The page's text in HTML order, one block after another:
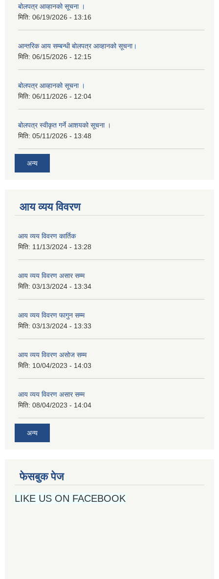
बोलपत्र आव्हानको सूचना ।
मिति: 06/19/2026 - 13:16
आन्तरिक आय सम्बन्धी बोलपत्र आव्हानको सूचना।
मिति: 06/15/2026 - 12:15
बोलपत्र आव्हानको सूचना ।
मिति: 06/11/2026 - 12:04
बोलपत्र स्वीकृत गर्ने आशयको सूचना ।
मिति: 05/11/2026 - 13:48
अन्य
आय व्यय विवरण
आय व्यय विवरण कार्तिक
मिति: 11/13/2024 - 13:28
आय व्यय विवरण असार सम्म
मिति: 03/13/2024 - 13:34
आय व्यय विवरण फागुन सम्म
मिति: 03/13/2024 - 13:33
आय व्यय विवरण असोज सम्म
मिति: 10/04/2023 - 14:03
आय व्यय विवरण असार सम्म
मिति: 08/04/2023 - 14:04
अन्य
फेसबुक पेज
LIKE US ON FACEBOOK